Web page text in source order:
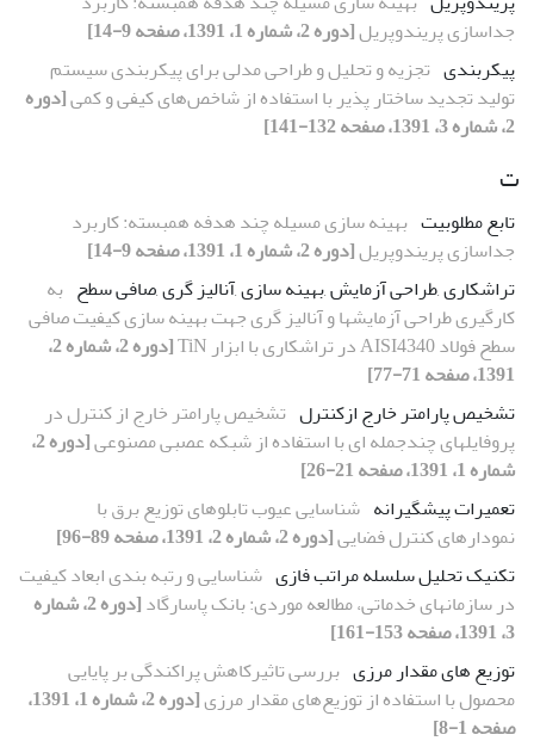
جداسازی پریندوپریل[دوره 2، شماره 1، 1391، صفحه 9-14]
پیکربندی تجزیه و تحلیل و طراحی مدلی برای پیکربندی سیستم
تولید تجدید ساختار پذیر با استفاده از شاخص‌های کیفی و کمی[دوره
2، شماره 3، 1391، صفحه 132-141]
ت
تابع مطلوبیت بهینه سازی مسیله چند هدفه همبسته: کاربرد
جداسازی پریندوپریل[دوره 2، شماره 1، 1391، صفحه 9-14]
تراشکاری ,طراحی آزمایش ,بهینه سازی ,آنالیز گری ,صافی سطح به
کارگیری طراحی آزمایشها و آنالیز گری جهت بهینه سازی کیفیت صافی
سطح فولاد AISI4340 در تراشکاری با ابزار TiN
[دوره 2، شماره 2،
1391، صفحه 71-77]
تشخیص پارامتر خارج ازکنترل تشخیص پارامتر خارج از کنترل در
پروفایلهای چندجمله ای با استفاده از شبکه عصبی مصنوعی
[دوره 2،
شماره 1، 1391، صفحه 21-26]
تعمیرات پیشگیرانه شناسایی عیوب تابلوهای توزیع برق با
نمودارهای کنترل فضایی[دوره 2، شماره 2، 1391، صفحه 89-96]
تکنیک تحلیل سلسله مراتب فازی شناسایی و رتبه بندی ابعاد کیفیت
در سازمانهای خدماتی، مطالعه موردی: بانک پاسارگاد
[دوره 2، شماره
3، 1391، صفحه 153-161]
توزیع های مقدار مرزی بررسی تاثیرکاهش پراکندگی بر پایایی
محصول با استفاده از توزیع‌‌‏های مقدار مرزی
[دوره 2، شماره 1، 1391،
صفحه 1-8]